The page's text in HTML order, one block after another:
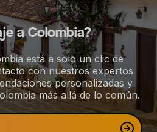
a Colombia?
está a solo un clic de
con nuestros expertos
personalizadas y
más allá de lo común.